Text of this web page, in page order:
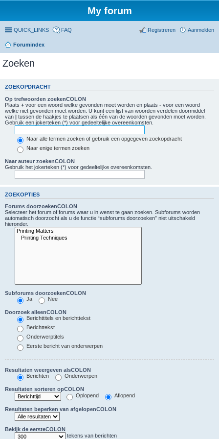
My forum
QUICK_LINKS FAQ Aanmelden
Registreren
Forumindex
Zoeken
ZOEKOPDRACHT
Op trefwoorden zoekenCOLON
Plaats + voor een woord welke gevonden moet worden en plaats - voor een woord
welke niet gevonden moet worden. U kunt een lijst van woorden verdelen doormiddel
van | tussen de haakjes te plaatsen als één van de woorden gevonden moet worden.
Gebruik een jokerteken (*) voor gedeeltelijke overeenkomsten.
Naar alle termen zoeken of gebruik een opgegeven zoekopdracht
Naar enige termen zoeken
Naar auteur zoekenCOLON
Gebruik het jokerteken (*) voor gedeeltelijke overeenkomsten.
ZOEKOPTIES
Forums doorzoekenCOLON
Selecteer het forum of forums waar u in wenst te gaan zoeken. Subforums worden
automatisch doorzocht als u de functie “subforums doorzoeken” niet uitschakeld
hieronder.
Subforums doorzoekenCOLON
Ja
Nee
Doorzoek alleenCOLON
Berichttitels en berichttekst
Berichttekst
Onderwerptitels
Eerste bericht van onderwerpen
Resultaten weergeven alsCOLON
Berichten
Onderwerpen
Resultaten sorteren opCOLON
Oplopend
Aflopend
Resultaten beperken van afgelopenCOLON
Bekijk de eersteCOLON
tekens van berichten